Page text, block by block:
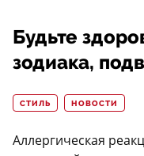
Будьте
зодиака,
СТИЛЬ НОВОСТИ
Аллергическая